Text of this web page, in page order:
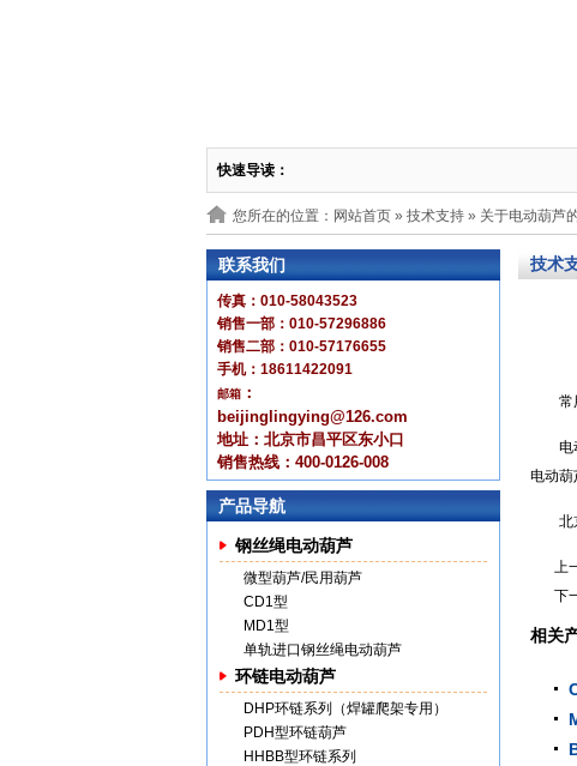
快速导读：
您所在的位置：网站首页 » 技术支持 » 关于电动葫芦
联系我们
传真：010-58043523
销售一部：010-57296886
销售二部：010-57176655
手机：18611422091
邮箱 ：
beijinglingying@126.com
地址：北京市昌平区东小口
销售热线：400-0126-008
产品导航
钢丝绳电动葫芦
微型葫芦/民用葫芦
CD1型
MD1型
单轨进口钢丝绳电动葫芦
环链电动葫芦
DHP环链系列（焊罐爬架专用）
PDH型环链葫芦
HHBB型环链系列
技术
常
电
电动葫
北
上
下
相关